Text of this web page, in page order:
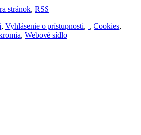
stránok, RSS
, Vyhlásenie o prístupnosti, , Cookies,
, Webové sídlo